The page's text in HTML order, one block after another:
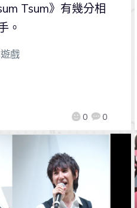
0 0
Tsum》有幾分相
。
戲